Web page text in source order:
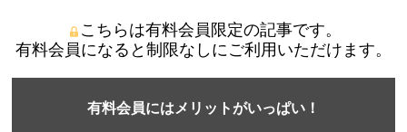
こちらは有料会員限定の記事です。
有料会員になると制限なしにご利用いただけます。
有料会員にはメリットがいっぱい！